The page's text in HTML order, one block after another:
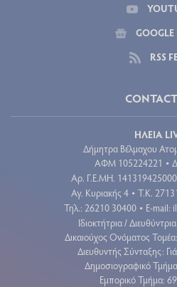
GOOGLE
RSS
ΗΛΕΙΑ
Δήμητρα Βέλμαχου
ΑΦΜ 105224221 •
Aρ. Γ.Ε.ΜΗ. 141319425000
Αγ. Κυριακής 4 • Τ.Κ.
Τηλ.: 26210 30400 • E-mail:
Ιδιοκτήτρια /
Δικαιούχος Ονόματος
Διευθυντής Σύνταξης:
Δημοσιογραφικό
Εμπορικό Τμήμα: